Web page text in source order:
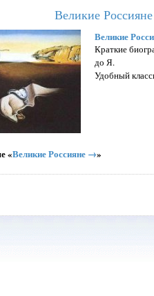
Великие Россияне
Великие
Краткие
до Я.
Удобный
«Великие Россияне →»